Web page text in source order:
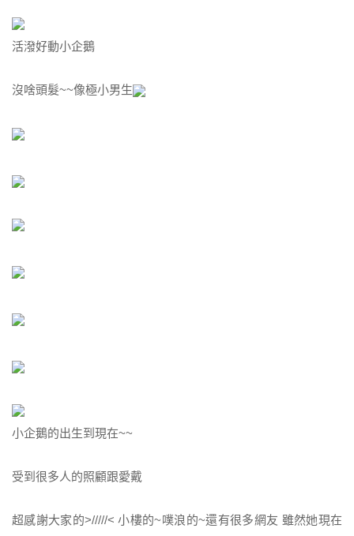
活潑好動小企鵝
沒啥頭髮~~像極小男生
小企鵝的出生到現在~~
受到很多人的照顧跟愛戴
超感謝大家的>/////< 小樓的~噗浪的~還有很多網友 雖然她現在